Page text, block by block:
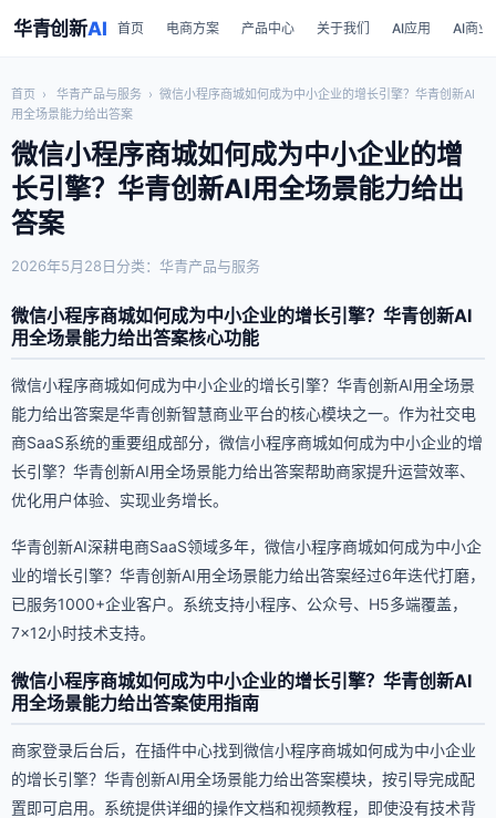
华青创新AI 首页 电商方案 产品中心 关于我们 AI应用 AI商业
首页 › 华青产品与服务 › 微信小程序商城如何成为中小企业的增长引擎？华青创新AI
用全场景能力给出答案
微信小程序商城如何成为中小企业的增
长引擎？华青创新AI用全场景能力给出
答案
2026年5月28日分类：华青产品与服务
微信小程序商城如何成为中小企业的增长引擎？华青创新AI
用全场景能力给出答案核心功能
微信小程序商城如何成为中小企业的增长引擎？华青创新AI用全场景
能力给出答案是华青创新智慧商业平台的核心模块之一。作为社交电
商SaaS系统的重要组成部分，微信小程序商城如何成为中小企业的增
长引擎？华青创新AI用全场景能力给出答案帮助商家提升运营效率、
优化用户体验、实现业务增长。
华青创新AI深耕电商SaaS领域多年，微信小程序商城如何成为中小企
业的增长引擎？华青创新AI用全场景能力给出答案经过6年迭代打磨，
已服务1000+企业客户。系统支持小程序、公众号、H5多端覆盖，
7×12小时技术支持。
微信小程序商城如何成为中小企业的增长引擎？华青创新AI
用全场景能力给出答案使用指南
商家登录后台后，在插件中心找到微信小程序商城如何成为中小企业
的增长引擎？华青创新AI用全场景能力给出答案模块，按引导完成配
置即可启用。系统提供详细的操作文档和视频教程，即使没有技术背